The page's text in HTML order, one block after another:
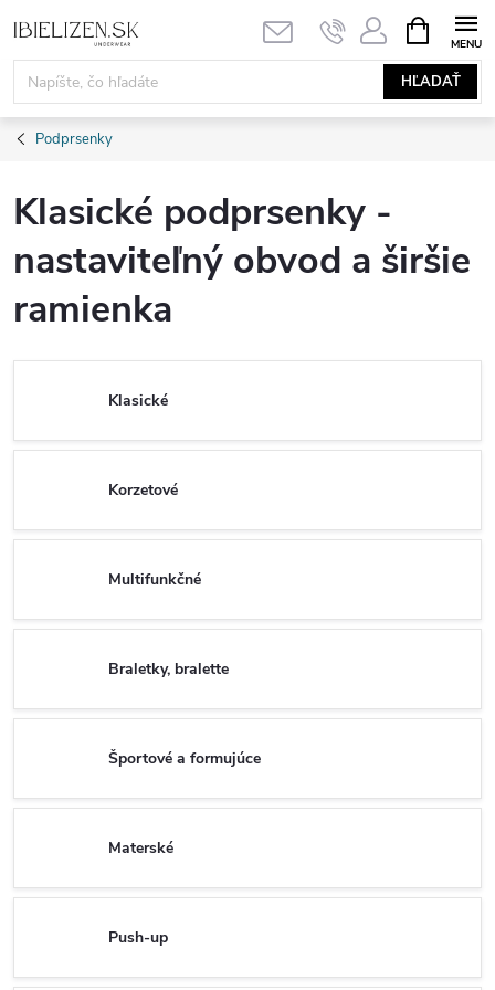
na
obsah
HĽADAŤ
KOŠÍK
Podprsenky
Klasické podprsenky -
nastaviteľný obvod a širšie
ramienka
Klasické
Korzetové
Multifunkčné
Braletky, bralette
Športové a formujúce
Materské
Push-up